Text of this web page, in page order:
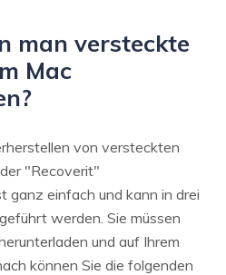
man versteckte
Mac
von versteckten
"Recoverit"
einfach und kann in drei
werden. Sie müssen
und auf Ihrem
können Sie die folgenden